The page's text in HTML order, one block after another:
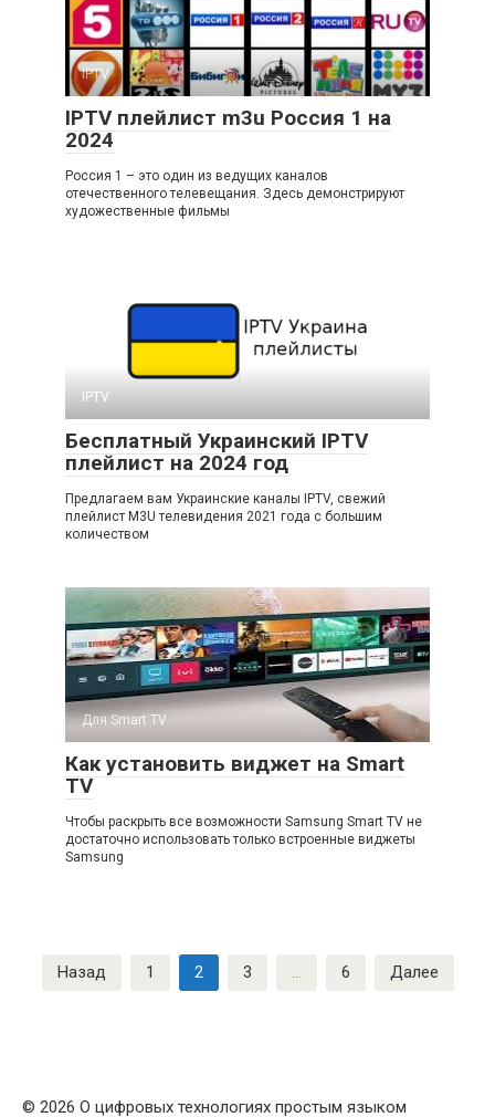
IPTV
IPTV плейлист m3u Россия 1 на
2024
Россия 1 – это один из ведущих каналов
отечественного телевещания. Здесь демонстрируют
художественные фильмы
IPTV
Бесплатный Украинский IPTV
плейлист на 2024 год
Предлагаем вам Украинские каналы IPTV, свежий
плейлист M3U телевидения 2021 года с большим
количеством
Для Smart TV
Как установить виджет на Smart
TV
Чтобы раскрыть все возможности Samsung Smart TV не
достаточно использовать только встроенные виджеты
Samsung
Пагинация
записей
Назад 1 2 3 … 6 Далее
© 2026 О цифровых технологиях простым языком